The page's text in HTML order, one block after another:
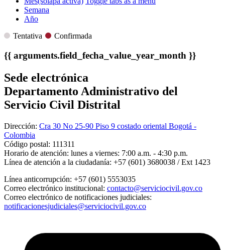
Semana
Año
Tentativa
Confirmada
{{ arguments.field_fecha_value_year_month }}
Sede electrónica
Departamento Administrativo del
Servicio Civil Distrital
Dirección: Cra 30 No 25-90 Piso 9 costado oriental Bogotá -
Colombia
Código postal: 111311
Horario de atención: lunes a viernes: 7:00 a.m. - 4:30 p.m.
Línea de atención a la ciudadanía: +57 (601) 3680038 / Ext 1423
Línea anticorrupción: +57 (601) 5553035
Correo electrónico institucional: contacto@serviciocivil.gov.co
Correo electrónico de notificaciones judiciales:
notificacionesjudiciales@serviciocivil.gov.co